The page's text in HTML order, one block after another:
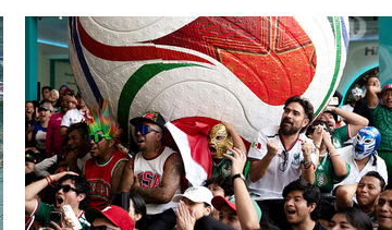
вчера, 15:48Reuters:
европейский аналог Starlink
IRIS2 может появиться в 2029
году
вчера, 15:46«Росатом»
возвращает специалистов в
Иран на АЭС «Бушер»
вчера, 15:15В Москве